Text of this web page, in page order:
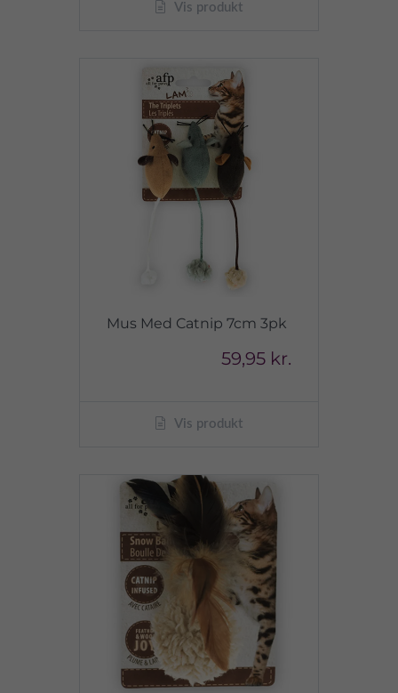
Vis produkt
Mus Med Catnip 7cm 3pk
59,95 kr.
Vis produkt